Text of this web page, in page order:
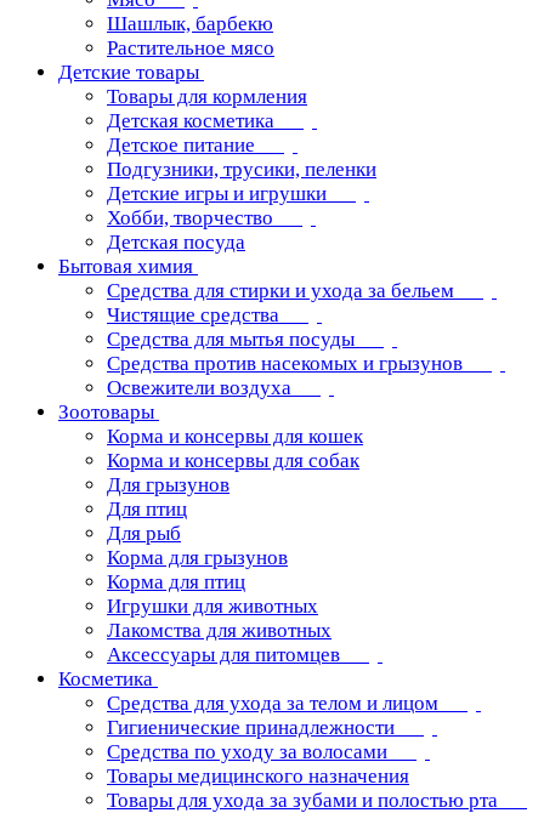
Шашлык, барбекю
Растительное мясо
Детские товары
Товары для кормления
Детская косметика
Детское питание
Подгузники, трусики, пеленки
Детские игры и игрушки
Хобби, творчество
Детская посуда
Бытовая химия
Средства для стирки и ухода за бельем
Чистящие средства
Средства для мытья посуды
Средства против насекомых и грызунов
Освежители воздуха
Зоотовары
Корма и консервы для кошек
Корма и консервы для собак
Для грызунов
Для птиц
Для рыб
Корма для грызунов
Корма для птиц
Игрушки для животных
Лакомства для животных
Аксессуары для питомцев
Косметика
Средства для ухода за телом и лицом
Гигиенические принадлежности
Средства по уходу за волосами
Товары медицинского назначения
Товары для ухода за зубами и полостью рта